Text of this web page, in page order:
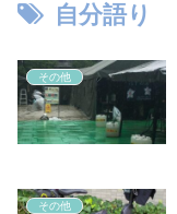
自分語り
その他
その他